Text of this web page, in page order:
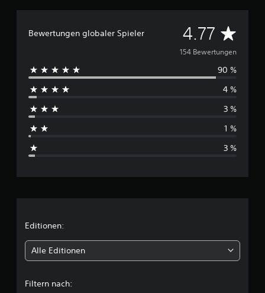
Bewertungen globaler Spieler 4.77 D
u
r
154 Bewertungen
90 %
4 %
3 %
1 %
3 %
Editionen:
Alle Editionen
Filtern nach: